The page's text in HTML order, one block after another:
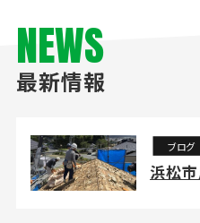
NEWS
最新情報
ブログ
浜松